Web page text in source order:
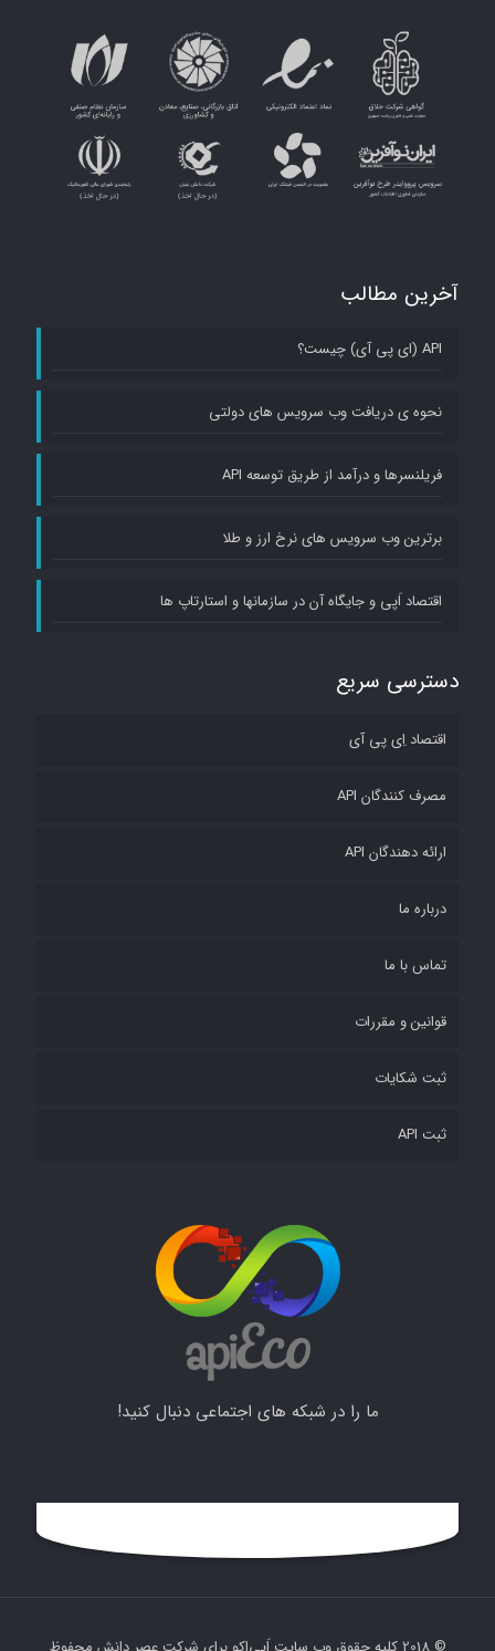
آخرین مطالب
API (ای پی آی) چیست؟
نحوه ی دریافت وب سرویس های دولتی
فریلنسرها و درآمد از طریق توسعه API
برترین وب سرویس های نرخ ارز و طلا
اقتصاد اَپی و جایگاه آن در سازمانها و استارتاپ ها
دسترسی سریع
اقتصاد اِی پی آی
مصرف کنندگان API
ارائه دهندگان API
درباره ما
تماس با ما
قوانین و مقررات
ثبت شکایات
ثبت API
ما را در شبکه های اجتماعی دنبال کنید!